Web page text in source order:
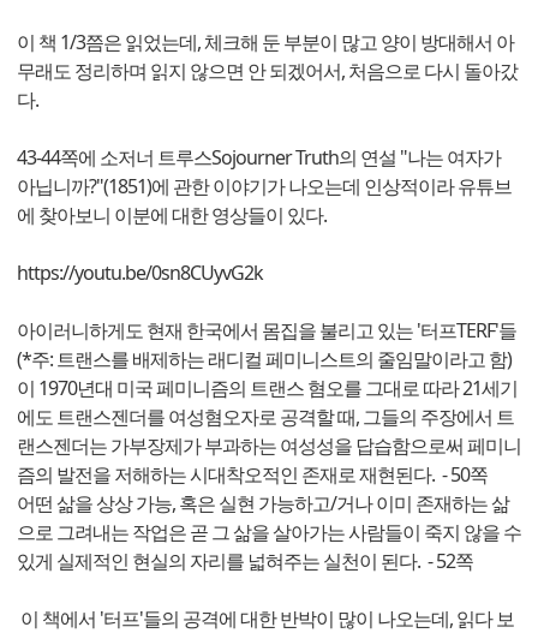
이 책 1/3쯤은 읽었는데, 체크해 둔 부분이 많고 양이 방대해서 아
무래도 정리하며 읽지 않으면 안 되겠어서, 처음으로 다시 돌아갔
다.
43-44쪽에 소저너 트루스Sojourner Truth의 연설 "나는 여자가
아닙니까?"(1851)에 관한 이야기가 나오는데 인상적이라 유튜브
에 찾아보니 이분에 대한 영상들이 있다.
https://youtu.be/0sn8CUyvG2k
아이러니하게도 현재 한국에서 몸집을 불리고 있는 '터프TERF'들
(*주: 트랜스를 배제하는 래디컬 페미니스트의 줄임말이라고 함)
이 1970년대 미국 페미니즘의 트랜스 혐오를 그대로 따라 21세기
에도 트랜스젠더를 여성혐오자로 공격할 때, 그들의 주장에서 트
랜스젠더는 가부장제가 부과하는 여성성을 답습함으로써 페미니
즘의 발전을 저해하는 시대착오적인 존재로 재현된다. - 50쪽
어떤 삶을 상상 가능, 혹은 실현 가능하고/거나 이미 존재하는 삶
으로 그려내는 작업은 곧 그 삶을 살아가는 사람들이 죽지 않을 수
있게 실제적인 현실의 자리를 넓혀주는 실천이 된다. - 52쪽
이 책에서 '터프'들의 공격에 대한 반박이 많이 나오는데, 읽다 보